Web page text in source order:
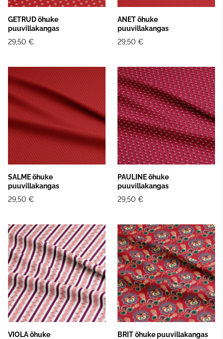
GETRUD õhuke
puuvillakangas
29,50 €
ANET õhuke
puuvillakangas
29,50 €
SALME õhuke
puuvillakangas
29,50 €
PAULINE õhuke
puuvillakangas
29,50 €
VIOLA õhuke
BRIT õhuke puuvillakangas